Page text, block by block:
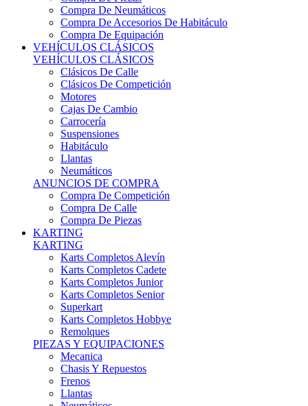
Compra De Accesorios De Habitáculo
Compra De Equipación
VEHÍCULOS CLÁSICOS
VEHÍCULOS CLÁSICOS
Clásicos De Calle
Clásicos De Competición
Motores
Cajas De Cambio
Carrocería
Suspensiones
Habitáculo
Llantas
Neumáticos
ANUNCIOS DE COMPRA
Compra De Competición
Compra De Calle
Compra De Piezas
KARTING
KARTING
Karts Completos Alevín
Karts Completos Cadete
Karts Completos Junior
Karts Completos Senior
Superkart
Karts Completos Hobbye
Remolques
PIEZAS Y EQUIPACIONES
Mecanica
Chasis Y Repuestos
Frenos
Llantas
Neumáticos
Equipación Adultos